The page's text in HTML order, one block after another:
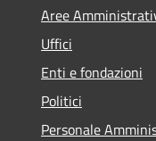
Aree
Uffici
Enti e fondazioni
Politici
Personale